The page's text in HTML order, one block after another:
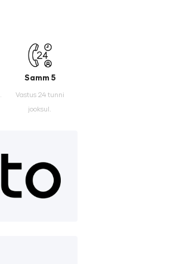
Samm 5
Vastus 24 tunni
jooksul.